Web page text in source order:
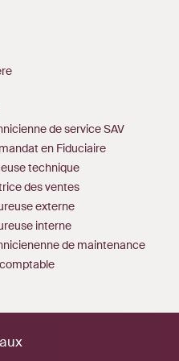
de service SAV
en Fiduciaire
technique
des ventes
externe
interne
de maintenance